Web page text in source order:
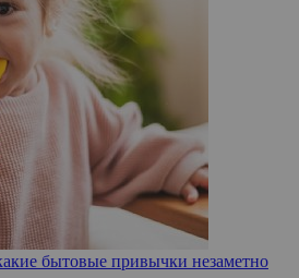
бытовые привычки незаметно